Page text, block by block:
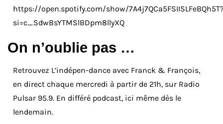
https://open.spotify.com/show/
si=c_SdwBsYTMSlBDpm8llyXQ
On n’oublie pas …
Retrouvez L’indépen-dance avec Franck & François,
en direct chaque mercredi à partir de 21h, sur Radio
Pulsar 95.9. En différé podcast, ici même dès le
lendemain.